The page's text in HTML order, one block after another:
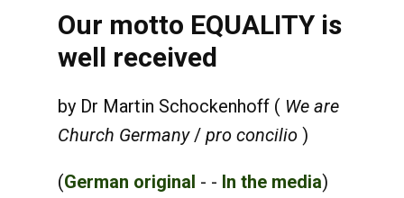
Our motto EQUALITY is
well received
by Dr Martin Schockenhoff ( We are
Church Germany/ pro concilio )
(German original - - In the media)